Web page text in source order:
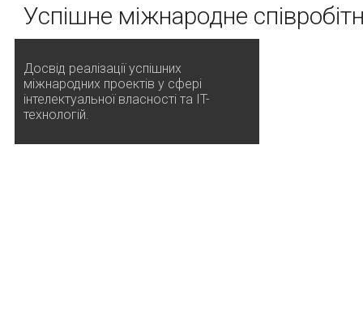
Успішне міжнародне
Досвід реалізації успішних
міжнародних проектів у сфері
інтелектуальної власності та IT-
технологій.